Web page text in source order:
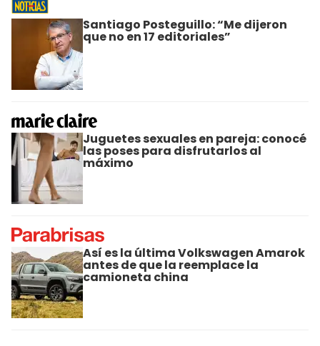
Santiago Posteguillo: “Me dijeron
que no en 17 editoriales”
Juguetes sexuales en pareja: conocé
las poses para disfrutarlos al
máximo
Así es la última Volkswagen Amarok
antes de que la reemplace la
camioneta china